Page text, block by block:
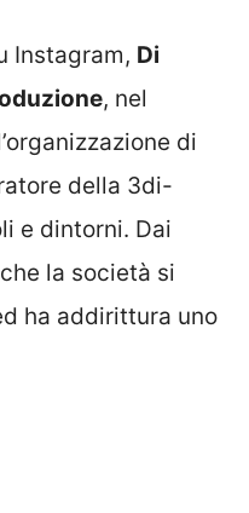
Instagram, Di
, nel
di
della 3di-
e dintorni. Dai
la società si
ha addirittura uno